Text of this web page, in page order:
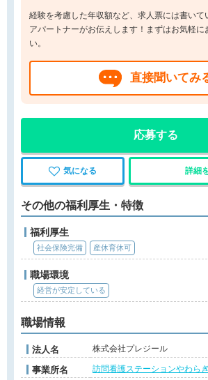
経験を考慮した年収額など、求人票には書いて
アパートナーがお伝えします！まずはお気軽に
い。
直接聞いてみ
応募する
気になる 詳細
その他の福利厚生・特徴
福利厚生
社会保険完備 産休育休可
職場環境
経営が安定している
職場情報
法人名 株式会社プレジール
事業所名 訪問看護ステーションやわら